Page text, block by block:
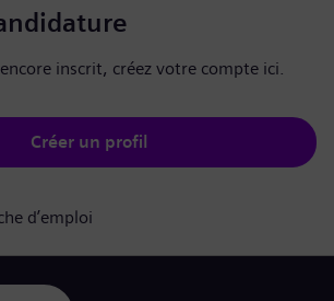
encore inscrit, créez votre compte ici.
Créer un profil
d’emploi